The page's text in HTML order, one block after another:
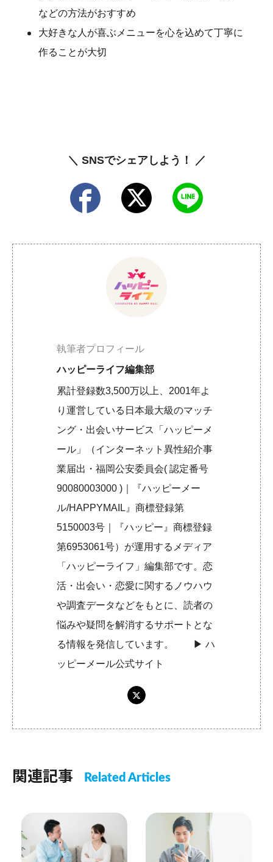
などの方法がおすすめ
大好きな人が喜ぶメニューを心を込めて丁寧に
作ることが大切
＼ SNSでシェアしよう！ ／
執筆者プロフィール
ハッピーライフ編集部
累計登録数3,500万以上、2001年よ
り運営している日本最大級のマッチ
ング・出会いサービス「ハッピーメ
ール」（インターネット異性紹介事
業届出・福岡公安委員会( 認定番号
90080003000 )｜『ハッピーメー
ル/HAPPYMAIL』商標登録第
5150003号｜『ハッピー』商標登録
第6953061号）が運用するメディア
「ハッピーライフ」編集部です。恋
活・出会い・恋愛に関するノウハウ
や調査データなどをもとに、読者の
悩みや疑問を解消するサポートとな
る情報を発信しています。 ▶︎ハ
ッピーメール公式サイト
関連記事 Related Articles